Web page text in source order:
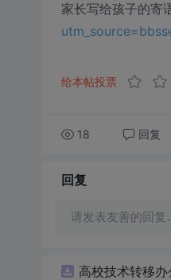
家长写给孩子的寄
给本帖投票
18 回复
回复
请发表友善的回
高校技术转移